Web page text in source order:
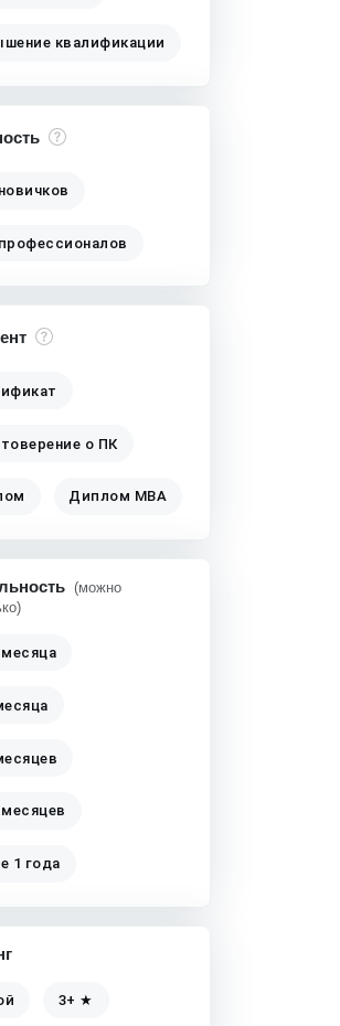
квалификации
о ПК
Диплом MBA
(можно
месяцев
1 года
3+ ★